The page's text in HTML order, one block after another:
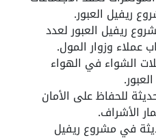
ريفيل العبور.
ريفيل العبور لعدد
عملاء وزوار المول.
الشواء في الهواء
للحفاظ على الأمان
الأشراف.
في مشروع ريفيل